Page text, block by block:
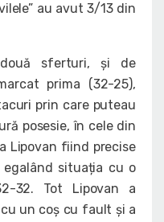
au avut 3/13 din
două sferturi, și de
prima (32-25),
prin care puteau
posesie, în cele din
Lipovan fiind precise
situația cu o
32. Tot Lipovan a
un coș cu fault și a